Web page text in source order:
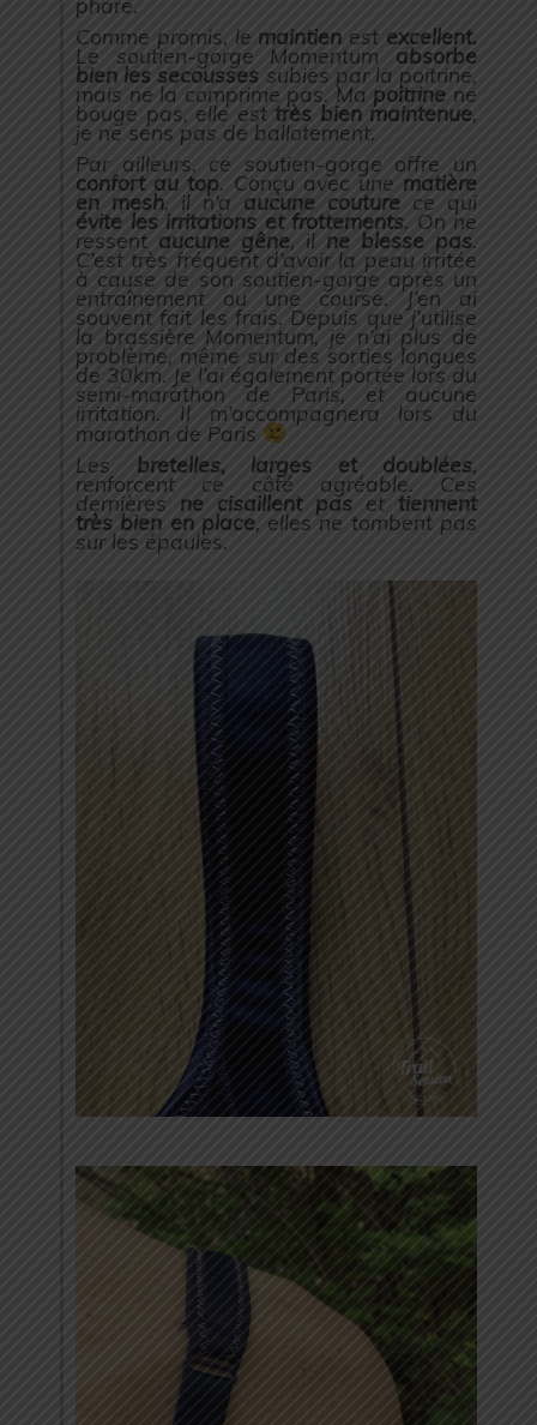
Comme promis, le maintien est excellent.
Le soutien-gorge Momentum absorbe
bien les secousses subies par la poitrine,
mais ne la comprime pas. Ma poitrine ne
bouge pas, elle est très bien maintenue,
je ne sens pas de ballotement.
Par ailleurs, ce soutien-gorge offre un
confort au top. Conçu avec une matière
en mesh, il n’a aucune couture ce qui
évite les irritations et frottements. On ne
ressent aucune gêne, il ne blesse pas.
C’est très fréquent d’avoir la peau irritée
à cause de son soutien-gorge après un
entraînement ou une course. J’en ai
souvent fait les frais. Depuis que j’utilise
la brassière Momentum, je n’ai plus de
problème, même sur des sorties longues
de 30km. Je l’ai également portée lors du
semi-marathon de Paris, et aucune
irritation. Il m’accompagnera lors du
marathon de Paris
Les bretelles, larges et doublées,
renforcent ce côté agréable. Ces
dernières ne cisaillent pas et tiennent
très bien en place, elles ne tombent pas
sur les épaules.